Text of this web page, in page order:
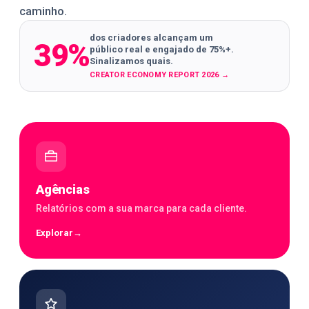
caminho.
39%
dos criadores alcançam um
público real e engajado de 75%+.
Sinalizamos quais.
CREATOR ECONOMY REPORT 2026→
Agências
Relatórios com a sua marca para cada cliente.
Explorar →